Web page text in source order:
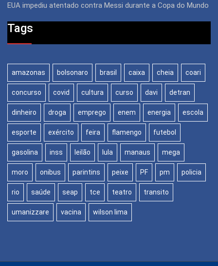
EUA impediu atentado contra Messi durante a Copa do Mundo
Tags
amazonas bolsonaro brasil caixa cheia coari
concurso covid cultura curso davi detran
dinheiro droga emprego enem energia escola
esporte exército feira flamengo futebol
gasolina inss leilão lula manaus mega
moro onibus parintins peixe PF pm policia
rio saúde seap tce teatro transito
umanizzare vacina wilson lima